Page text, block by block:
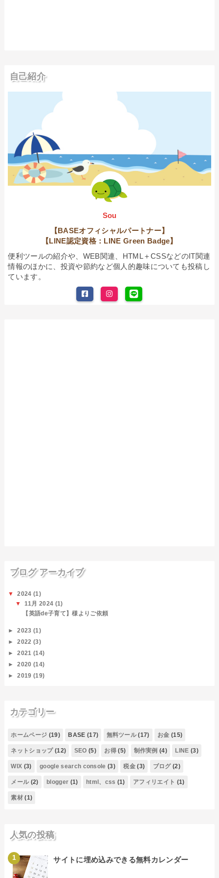
自己紹介
Sou
【BASEオフィシャルパートナー】
【LINE認定資格：LINE Green Badge】
便利ツールの紹介や、WEB関連、HTML＋CSSなどのIT関連
情報のほかに、投資や節約など個人的趣味についても投稿し
ています。
ブログ アーカイブ
▼2024(1)
▼ 11月 2024 (1)
【英語de子育て】様よりご依頼
►2023(1)
►2022(3)
►2021(14)
►2020(14)
►2019(19)
カテゴリー
ホームページ (19) BASE (17) 無料ツール (17) お金 (15)
ネットショップ (12) SEO (5) お得 (5) 制作実例 (4) LINE (3)
WIX (3) google search console (3) 税金 (3) ブログ (2)
メール (2) blogger (1) html、css (1) アフィリエイト (1)
素材 (1)
人気の投稿
サイトに埋め込みできる無料カレンダー